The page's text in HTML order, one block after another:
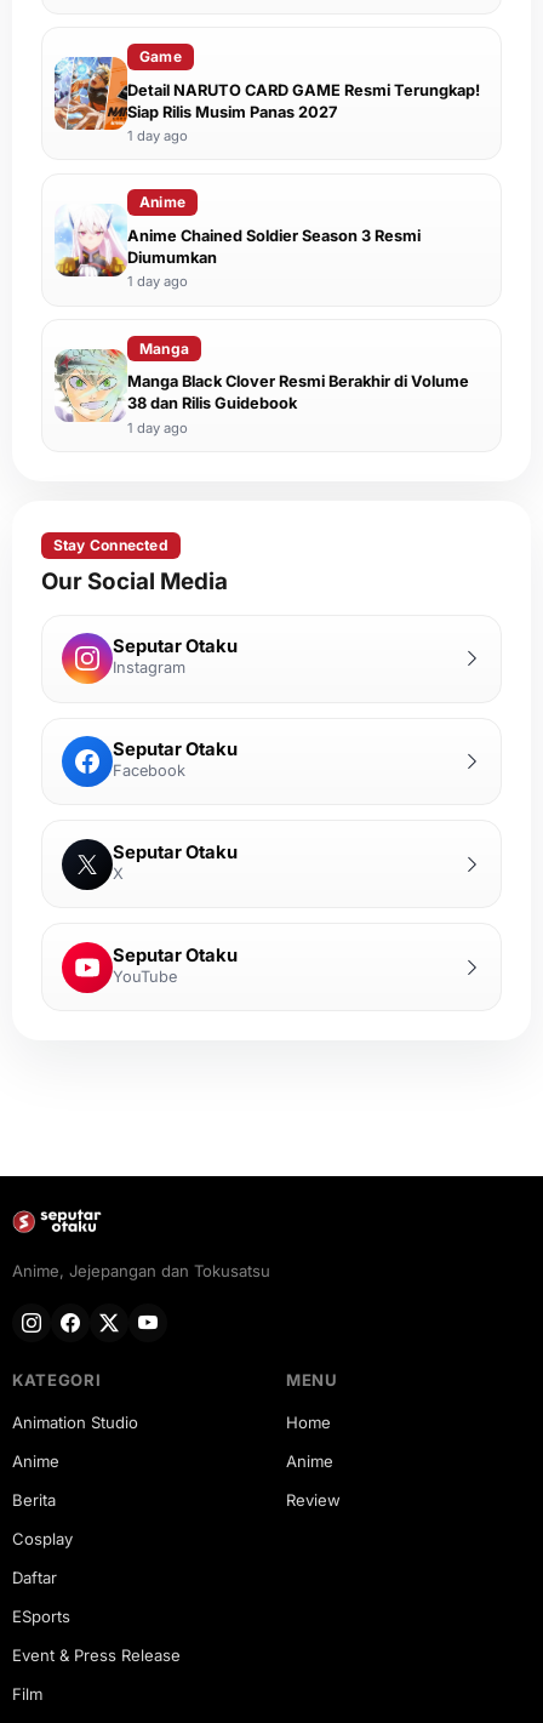
Game
Detail NARUTO CARD GAME Resmi Terungkap!
Siap Rilis Musim Panas 2027
1 day ago
Anime
Anime Chained Soldier Season 3 Resmi
Diumumkan
1 day ago
Manga
Manga Black Clover Resmi Berakhir di Volume
38 dan Rilis Guidebook
1 day ago
Stay Connected
Our Social Media
Seputar Otaku
Instagram
Seputar Otaku
Facebook
Seputar Otaku
X
Seputar Otaku
YouTube
Anime, Jejepangan dan Tokusatsu
KATEGORI
Animation Studio
Anime
Berita
Cosplay
Daftar
ESports
Event & Press Release
Film
MENU
Home
Anime
Review